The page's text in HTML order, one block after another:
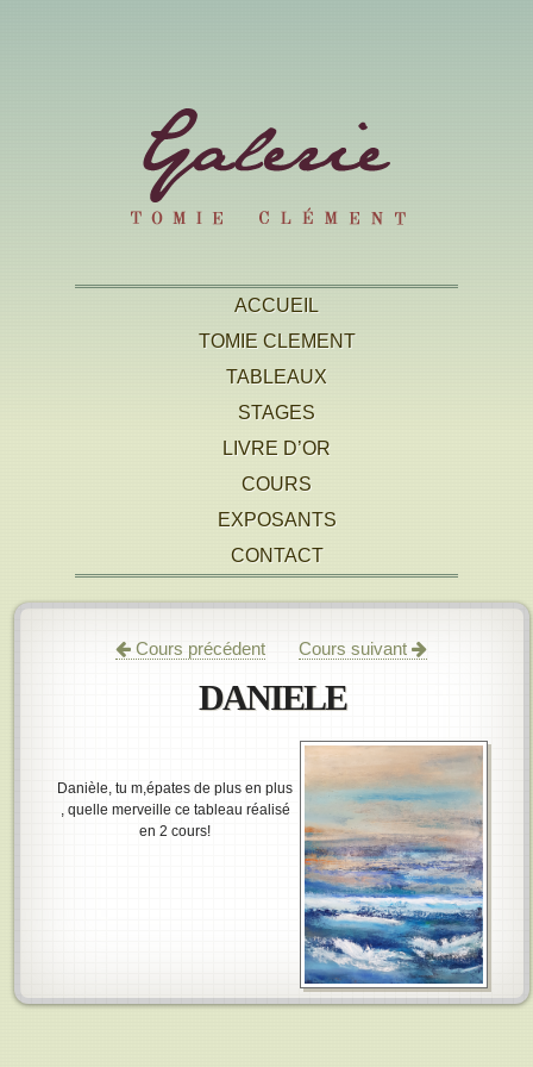
ACCUEIL
TOMIE CLEMENT
TABLEAUX
STAGES
LIVRE D’OR
COURS
EXPOSANTS
CONTACT
Cours précédent Cours suivant
DANIELE
Danièle, tu m,épates de plus en plus
, quelle merveille ce tableau réalisé
en 2 cours!